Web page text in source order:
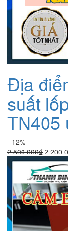
Địa
suất
TN405
- 12%
2.500.000₫ Giá
gốc
là: